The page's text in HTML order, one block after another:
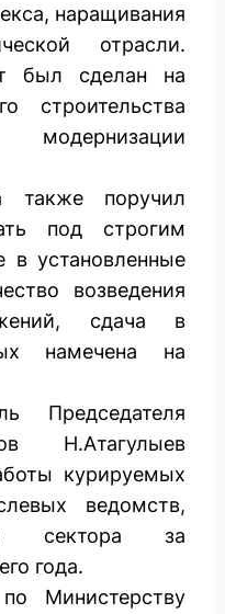
наращивания
отрасли.
был сделан на
строительства
также поручил
под строгим
в установленные
возведения
сдача в
намечена на
Председателя
Н.Атагулыев
курируемых
ведомств,
сектора за
года.
Министерству